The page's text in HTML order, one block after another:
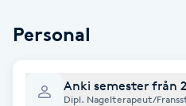
Faceliftmassage
Personal
Anki semester från
Dipl. Nagelterapeut/